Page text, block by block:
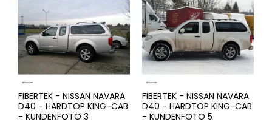
FIBERTEK - NISSAN NAVARA
D40 - HARDTOP KING-CAB
- KUNDENFOTO 3
FIBERTEK - NISSAN NAVARA
D40 - HARDTOP KING-CAB
- KUNDENFOTO 5